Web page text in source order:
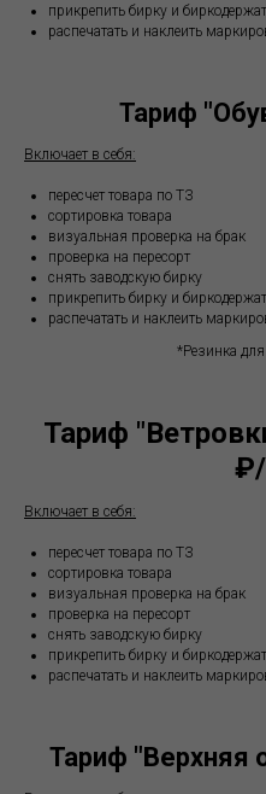
прикрепить бирку и
распечатать и наклеить
Тариф
Включает в себя:
пересчет товара по ТЗ
сортировка товара
визуальная проверка на брак
проверка на пересорт
снять заводскую бирку
прикрепить бирку и
распечатать и наклеить
*Резинка
Тариф
Включает в себя:
пересчет товара по ТЗ
сортировка товара
визуальная проверка на брак
проверка на пересорт
снять заводскую бирку
прикрепить бирку и
распечатать и наклеить
Тариф